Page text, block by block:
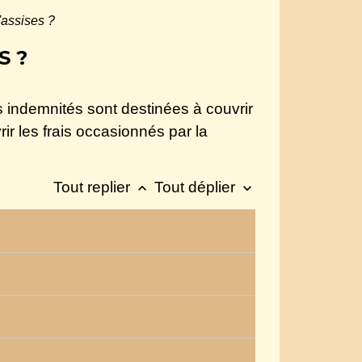
?
?
sont destinées à couvrir
les frais occasionnés par la
Tout replier keyboard_arrow_up Tout déplier keyboard_arrow_down